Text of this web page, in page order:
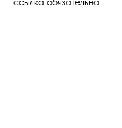
ссылка обязательна.